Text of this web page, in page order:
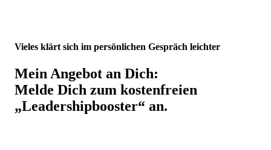
Vieles klärt sich im persönlichen Gespräch leichter
Mein Angebot an Dich:
Melde Dich zum kostenfreien
„Leadershipbooster“ an.